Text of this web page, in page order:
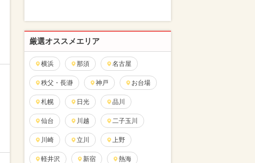
厳選オススメエリア
横浜 那須 名古屋
秩父・長瀞 神戸 お台場
札幌 日光 品川
仙台 川越 二子玉川
川崎 立川 上野
軽井沢 新宿 熱海